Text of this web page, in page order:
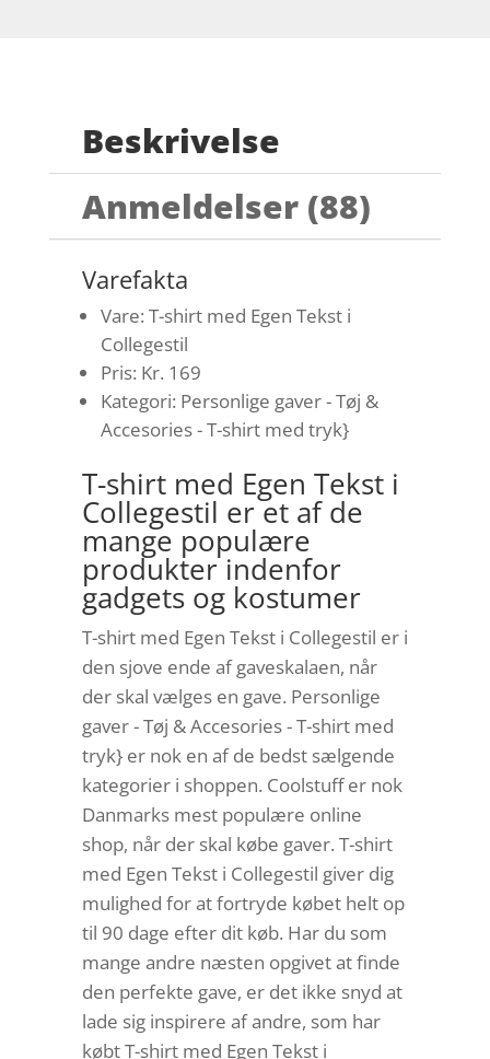
Beskrivelse
Anmeldelser (88)
Varefakta
Vare: T-shirt med Egen Tekst i
Collegestil
Pris: Kr. 169
Kategori: Personlige gaver - Tøj &
Accesories - T-shirt med tryk}
T-shirt med Egen Tekst i
Collegestil er et af de
mange populære
produkter indenfor
gadgets og kostumer
T-shirt med Egen Tekst i Collegestil er i
den sjove ende af gaveskalaen, når
der skal vælges en gave. Personlige
gaver - Tøj & Accesories - T-shirt med
tryk} er nok en af de bedst sælgende
kategorier i shoppen. Coolstuff er nok
Danmarks mest populære online
shop, når der skal købe gaver. T-shirt
med Egen Tekst i Collegestil giver dig
mulighed for at fortryde købet helt op
til 90 dage efter dit køb. Har du som
mange andre næsten opgivet at finde
den perfekte gave, er det ikke snyd at
lade sig inspirere af andre, som har
købt T-shirt med Egen Tekst i